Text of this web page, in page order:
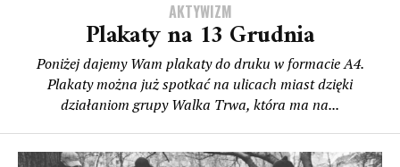
AKTYWIZM
Plakaty na 13 Grudnia
Poniżej dajemy Wam plakaty do druku w formacie A4.
Plakaty można już spotkać na ulicach miast dzięki
działaniom grupy Walka Trwa, która ma na...